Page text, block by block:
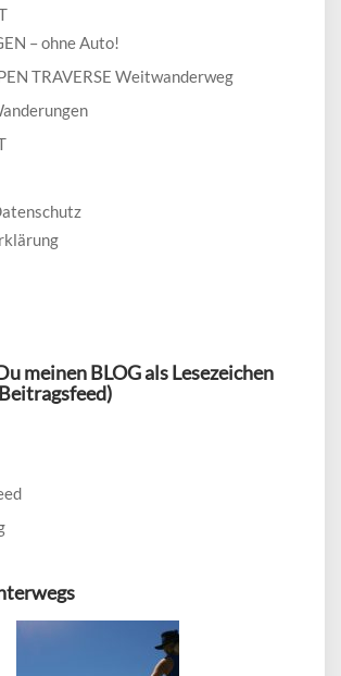
– ohne Auto!
TRAVERSE Weitwanderweg
meinen BLOG als Lesezeichen